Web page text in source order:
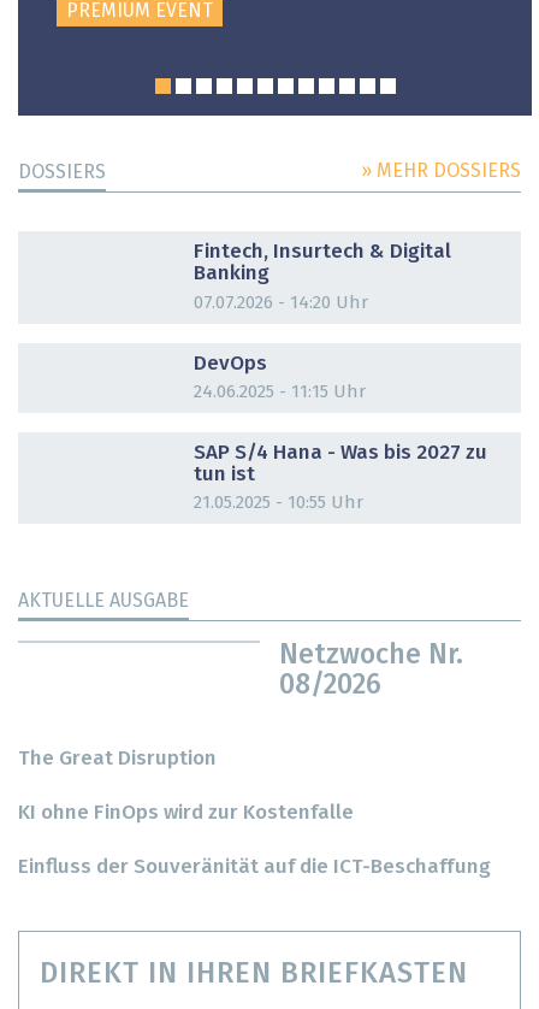
PREMIUM EVENT
DOSSIERS » MEHR DOSSIERS
Fintech, Insurtech & Digital
Banking
07.07.2026 - 14:20 Uhr
DevOps
24.06.2025 - 11:15 Uhr
SAP S/4 Hana - Was bis 2027 zu
tun ist
21.05.2025 - 10:55 Uhr
AKTUELLE AUSGABE
Netzwoche Nr.
08/2026
The Great Disruption
KI ohne FinOps wird zur Kostenfalle
Einfluss der Souveränität auf die ICT-Beschaffung
DIREKT IN IHREN BRIEFKASTEN